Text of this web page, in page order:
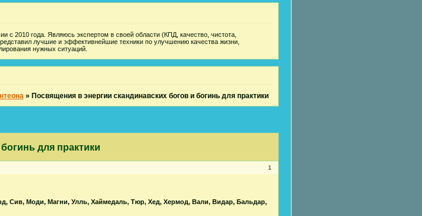
с 2010 года. Являюсь экспертом в своей области (КПД, качество, чистота,
лучшие и эффективнейшие техники по улучшению качества жизни,
нужных ситуаций.
» Посвящения в энергии скандинавских богов и богинь для практики
для практики
1
Сив, Моди, Магни, Улль, Хаймедаль, Тюр, Хед, Хермод, Вали, Видар, Бальдар,